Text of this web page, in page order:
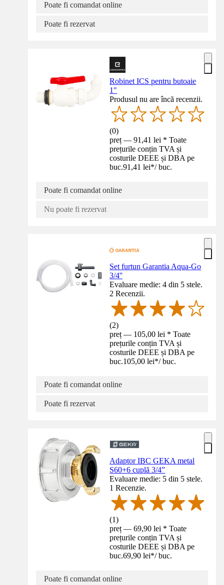
Poate fi comandat online
Poate fi rezervat
Robinet ICS pentru butoaie
1"
Produsul nu are încă recenzii.
(0)
preț — 91,41 lei * Toate
prețurile conțin TVA și
costurile DEEE și DBA pe
buc.91,41 lei*/ buc.
Poate fi comandat online
Nu poate fi rezervat
Set furtun Garantia Aqua-Go
3/4''
Evaluare medie: 4 din 5 stele.
2 Recenzii.
(2)
preț — 105,00 lei * Toate
prețurile conțin TVA și
costurile DEEE și DBA pe
buc.105,00 lei*/ buc.
Poate fi comandat online
Poate fi rezervat
Adaptor IBC GEKA metal
S60+6 cuplă 3/4”
Evaluare medie: 5 din 5 stele.
1 Recenzie.
(1)
preț — 69,90 lei * Toate
prețurile conțin TVA și
costurile DEEE și DBA pe
buc.69,90 lei*/ buc.
Poate fi comandat online